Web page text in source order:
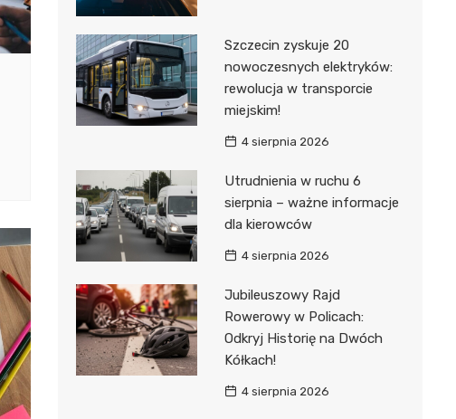
Szczecin zyskuje 20
nowoczesnych elektryków:
rewolucja w transporcie
miejskim!
4 sierpnia 2026
Utrudnienia w ruchu 6
sierpnia – ważne informacje
dla kierowców
4 sierpnia 2026
Jubileuszowy Rajd
Rowerowy w Policach:
Odkryj Historię na Dwóch
Kółkach!
4 sierpnia 2026